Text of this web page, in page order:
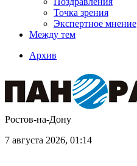
Точка зрения
Экспертное мнение
Между тем
Архив
Ростов-на-Дону
7 августа 2026, 01:14